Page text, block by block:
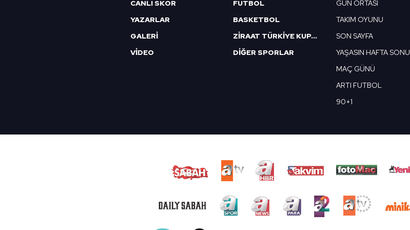
CANLI SKOR
YAZARLAR
GALERİ
VİDEO
FUTBOL
BASKETBOL
ZİRAAT TÜRKİYE KUPASI
DİĞER SPORLAR
GÜN ORTASI
TAKIM OYUNU
SON SAYFA
YAŞASIN HAFTA SONU
MAÇ GÜNÜ
ARTI FUTBOL
90+1